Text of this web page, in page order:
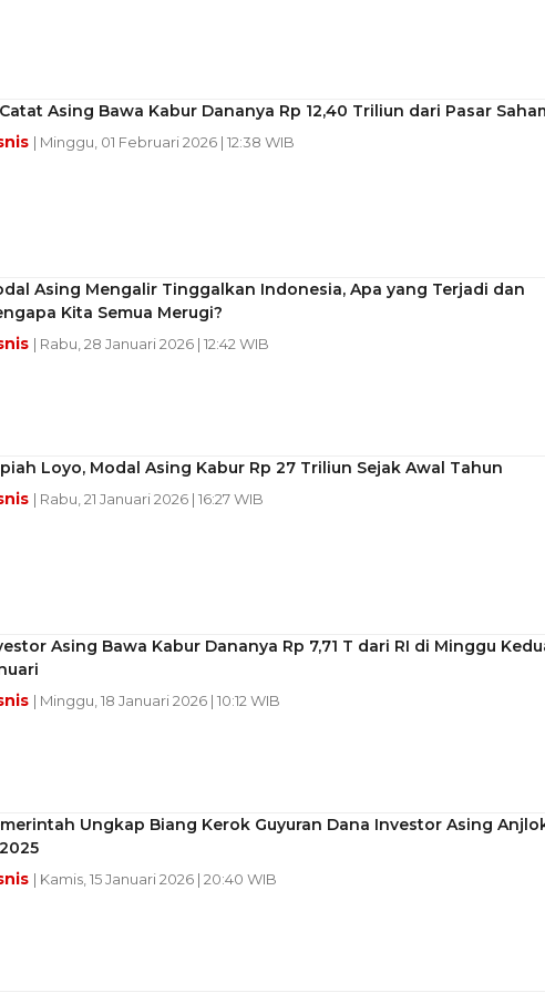
Asing Bawa Kabur Dananya Rp 12,40 Triliun dari Pasar
| Minggu, 01 Februari 2026 | 12:38 WIB
Asing Mengalir Tinggalkan Indonesia, Apa yang Terjadi dan
Kita Semua Merugi?
| Rabu, 28 Januari 2026 | 12:42 WIB
Loyo, Modal Asing Kabur Rp 27 Triliun Sejak Awal Tahun
| Rabu, 21 Januari 2026 | 16:27 WIB
Asing Bawa Kabur Dananya Rp 7,71 T dari RI di Minggu
| Minggu, 18 Januari 2026 | 10:12 WIB
Ungkap Biang Kerok Guyuran Dana Investor Asing
| Kamis, 15 Januari 2026 | 20:40 WIB